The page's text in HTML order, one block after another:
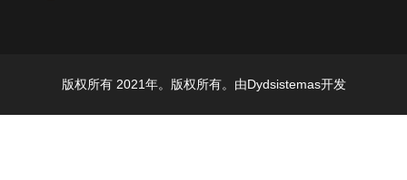
版权所有 2021年。版权所有。由Dydsistemas开发